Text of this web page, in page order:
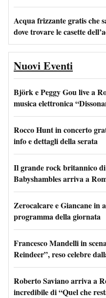
Acqua frizzante gratis che
dove trovare le casette
Nuovi Eventi
Björk e Peggy Gou live a
musica elettronica
Rocco Hunt in concerto
info e dettagli della serata
Il grande rock britannico
Babyshambles arriva a
Zerocalcare e Giancane in
programma della giornata
Francesco Mandelli in
Reindeer”, reso celebre
Roberto Saviano arriva a
incredibile di “Quel che